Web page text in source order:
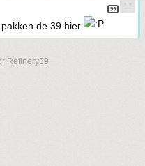
de 39 hier
Refinery89